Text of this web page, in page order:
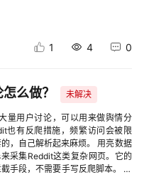
析工具以及其他数据应用提供参
1 4 0
么做？ 未解决
量用户讨论，可以用来做舆情分
也有反爬措施，频繁访问会被限
解析起来麻烦。 用亮数据
采集Reddit这类复杂网页。它的
段，不需要手写反爬脚本。 具